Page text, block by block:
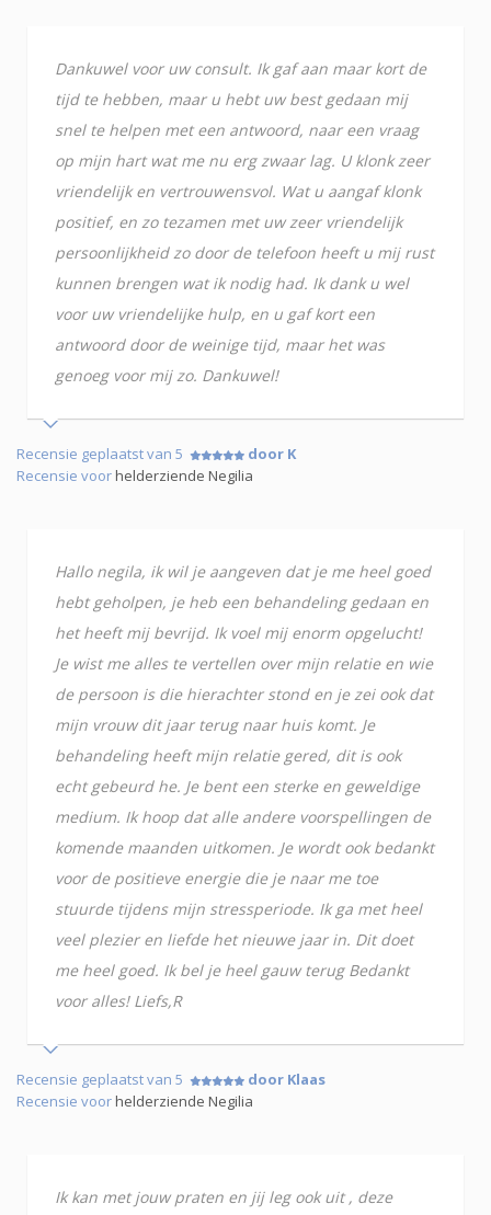
Dankuwel voor uw consult. Ik gaf aan maar kort de
tijd te hebben, maar u hebt uw best gedaan mij
snel te helpen met een antwoord, naar een vraag
op mijn hart wat me nu erg zwaar lag. U klonk zeer
vriendelijk en vertrouwensvol. Wat u aangaf klonk
positief, en zo tezamen met uw zeer vriendelijk
persoonlijkheid zo door de telefoon heeft u mij rust
kunnen brengen wat ik nodig had. Ik dank u wel
voor uw vriendelijke hulp, en u gaf kort een
antwoord door de weinige tijd, maar het was
genoeg voor mij zo. Dankuwel!
Recensie geplaatst van 5
door K
Recensie voorhelderziende Negilia
Hallo negila, ik wil je aangeven dat je me heel goed
hebt geholpen, je heb een behandeling gedaan en
het heeft mij bevrijd. Ik voel mij enorm opgelucht!
Je wist me alles te vertellen over mijn relatie en wie
de persoon is die hierachter stond en je zei ook dat
mijn vrouw dit jaar terug naar huis komt. Je
behandeling heeft mijn relatie gered, dit is ook
echt gebeurd he. Je bent een sterke en geweldige
medium. Ik hoop dat alle andere voorspellingen de
komende maanden uitkomen. Je wordt ook bedankt
voor de positieve energie die je naar me toe
stuurde tijdens mijn stressperiode. Ik ga met heel
veel plezier en liefde het nieuwe jaar in. Dit doet
me heel goed. Ik bel je heel gauw terug Bedankt
voor alles! Liefs,R
Recensie geplaatst van 5
door Klaas
Recensie voorhelderziende Negilia
Ik kan met jouw praten en jij leg ook uit , deze